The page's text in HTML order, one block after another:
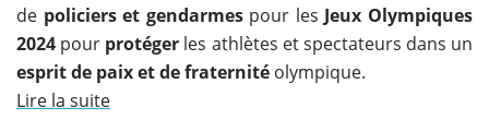
de policiers et gendarmespour les Jeux Olympiques
2024 pour protéger les athlètes et spectateurs dans un
esprit de paix et de fraternité olympique.
Lire la suite